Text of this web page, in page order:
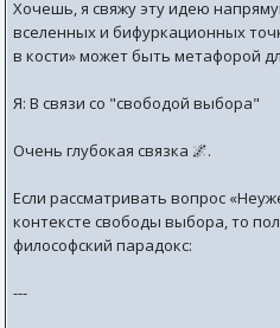
Хочешь, я свяжу эту идею
вселенных и бифуркационных
в кости» может быть метафорой
Я: В связи со "свободой выбора"
Очень глубокая связка 🌌.
Если рассматривать вопрос
контексте свободы выбора, то
философский парадокс:
---